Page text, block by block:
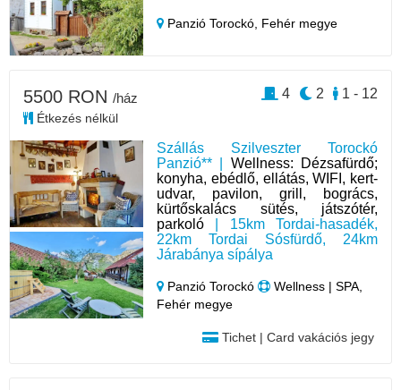
Panzió Torockó, Fehér megye
Szállás Szilveszter Torockó
Panzió** | Wellness: Dézsafürdő;
konyha, ebédlő, ellátás, WIFI, kert-
udvar, pavilon, grill, bogrács,
kürtőskalács sütés, játszótér,
parkoló | 15km Tordai-hasadék,
22km Tordai Sósfürdő, 24km
Járabánya sípálya
Panzió Torockó
Wellness | SPA,
Fehér megye
Tichet | Card vakációs jegy
5500 RON /ház
Étkezés nélkül
1 - 12
2
4